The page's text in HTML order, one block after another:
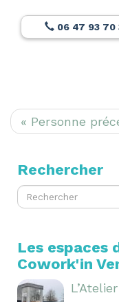
06 47 93 70
« Personne
Rechercher
Les espaces
Cowork'in